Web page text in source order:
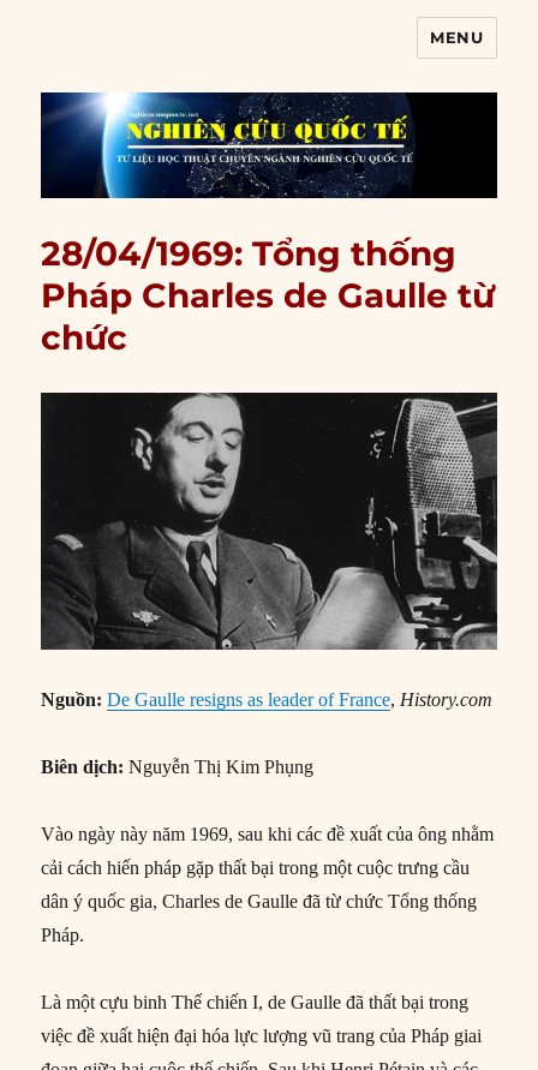
MENU
28/04/1969: Tổng thống
Pháp Charles de Gaulle từ
chức
Nguồn: De Gaulle resigns as leader of France,History.com
Biên dịch: Nguyễn Thị Kim Phụng
Vào ngày này năm 1969, sau khi các đề xuất của ông nhằm
cải cách hiến pháp gặp thất bại trong một cuộc trưng cầu
dân ý quốc gia, Charles de Gaulle đã từ chức Tổng thống
Pháp.
Là một cựu binh Thế chiến I, de Gaulle đã thất bại trong
việc đề xuất hiện đại hóa lực lượng vũ trang của Pháp giai